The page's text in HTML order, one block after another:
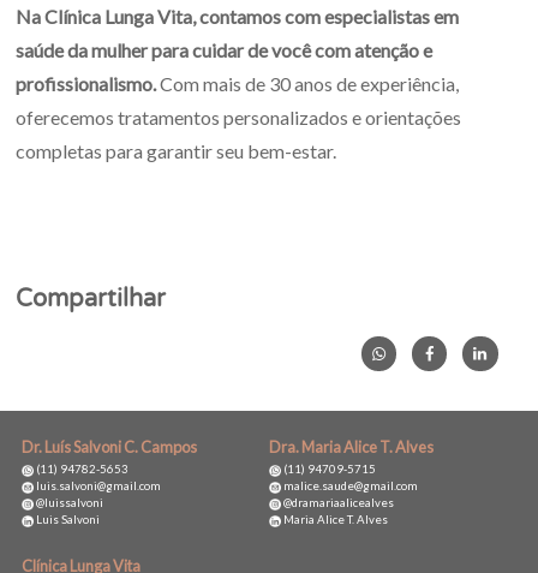
NaClínica Lunga Vita, contamos com especialistas em
saúde da mulher para cuidar de você com atenção e
profissionalismo.Com mais de 30 anos de experiência,
oferecemos tratamentos personalizados e orientações
completas para garantir seu bem-estar.
Compartilhar
Dr. Luís Salvoni C. Campos
(11) 94782-5653
luis.salvoni@gmail.com
@luissalvoni
Luis Salvoni
Dra. Maria Alice T. Alves
(11) 94709-5715
malice.saude@gmail.com
@dramariaalicealves
Maria Alice T. Alves
Clínica Lunga Vita